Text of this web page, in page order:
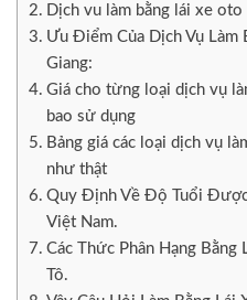
Dịch vu làm bằng lái xe
Ưu Điểm Của Dịch Vụ Làm
Giang:
Giá cho từng loại dịch vụ
bao sử dụng
Bảng giá các loại dịch vụ
như thật
Quy Định Về Độ Tuổi Được
Việt Nam.
Các Thức Phân Hạng Bằng
Tô.